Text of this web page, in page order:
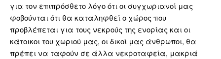
για τον επιπρόσθετο λόγο ότι οι συγχωριανοί μας
φοβούνται ότι θα καταληφθεί ο χώρος που
προβλέπεται για τους νεκρούς της ενορίας και οι
κάτοικοι του χωριού μας, οι δικοί μας άνθρωποι, θα
πρέπει να ταφούν σε άλλα νεκροταφεία, μακριά